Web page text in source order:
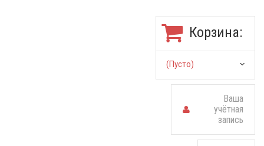
Корзина:
(пусто)
Ваша
учётная
запись